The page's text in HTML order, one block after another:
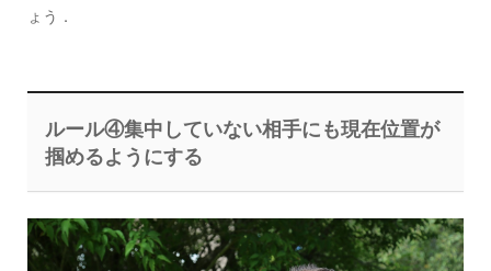
ょう．
ルール④集中していない相手にも現在位置が
掴めるようにする